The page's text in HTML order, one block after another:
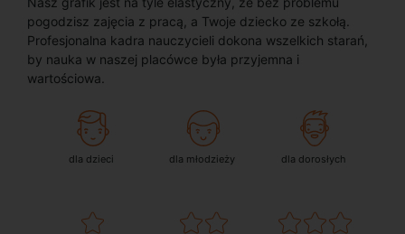
pogodzisz zajęcia z pracą, a Twoje dziecko ze szkołą.
Profesjonalna kadra nauczycieli dokona wszelkich starań,
by nauka w naszej placówce była przyjemna i
wartościowa.
dla dzieci dla młodzieży dla dorosłych